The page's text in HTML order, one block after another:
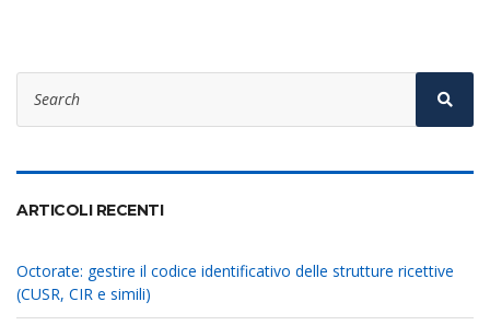
Search
for:
ARTICOLI RECENTI
Octorate: gestire il codice identificativo delle strutture ricettive
(CUSR, CIR e simili)